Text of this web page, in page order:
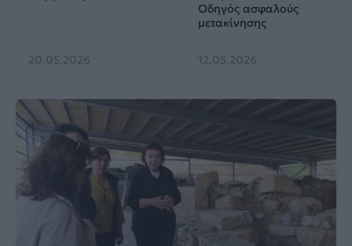
20.05.2026
Οδηγός ασφαλούς
μετακίνησης
12.05.2026